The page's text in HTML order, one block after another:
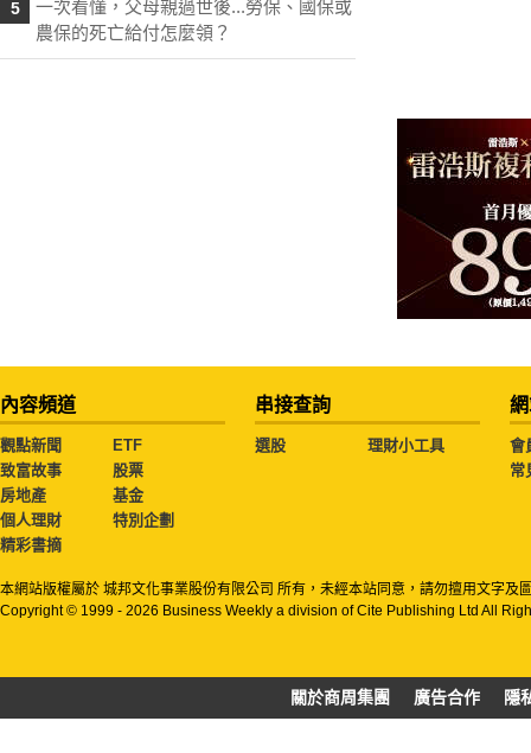
5
一次看懂，父母親過世後...勞保、國保或
農保的死亡給付怎麼領？
內容頻道
觀點新聞
ETF
致富故事
股票
房地產
基金
個人理財
特別企劃
精彩書摘
串接查詢
選股 理財小工具
會
常
本網站版權屬於 城邦文化事業股份有限公司 所有，未經本站同意，請勿擅用文字及
Copyright © 1999 - 2026 Business Weekly a division of Cite Publishing Ltd All
關於商周集團 廣告合作 隱